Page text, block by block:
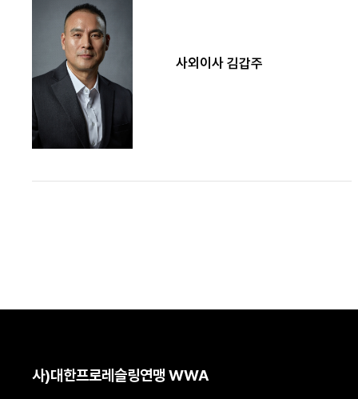
사외이사 김갑주
사)대한프로레슬링연맹 WWA